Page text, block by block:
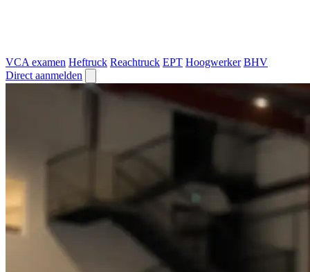
VCA examen Heftruck Reachtruck EPT Hoogwerker BHV
Direct aanmelden